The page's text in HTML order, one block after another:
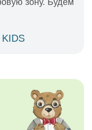
зону. Будем